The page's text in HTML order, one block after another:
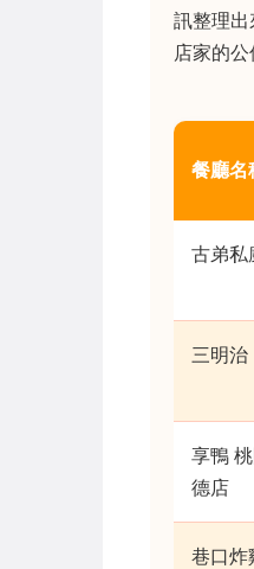
訊整理出
店家的公
餐廳名
古弟私
三明治
享鴨
德店
巷口炸